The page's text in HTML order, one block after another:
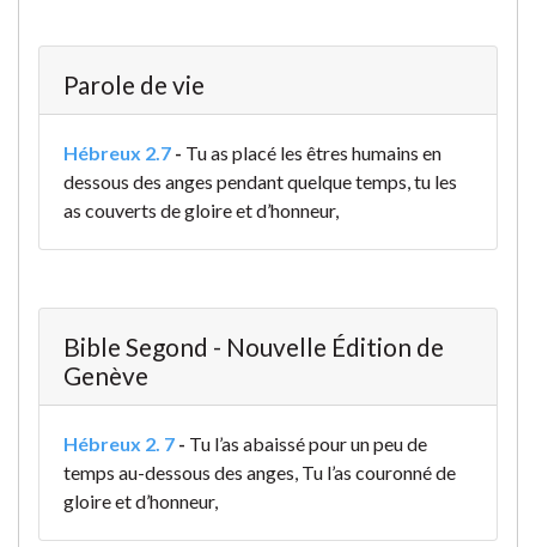
Parole de vie
Hébreux 2.7 - Tu as placé les êtres humains en
dessous des anges pendant quelque temps,tu les
as couverts de gloire et d’honneur,
Bible Segond - Nouvelle Édition de
Genève
Hébreux 2. 7 - Tu l’as abaissé pour un peu de
temps au-dessous des anges, Tu l’as couronné de
gloire et d’honneur,